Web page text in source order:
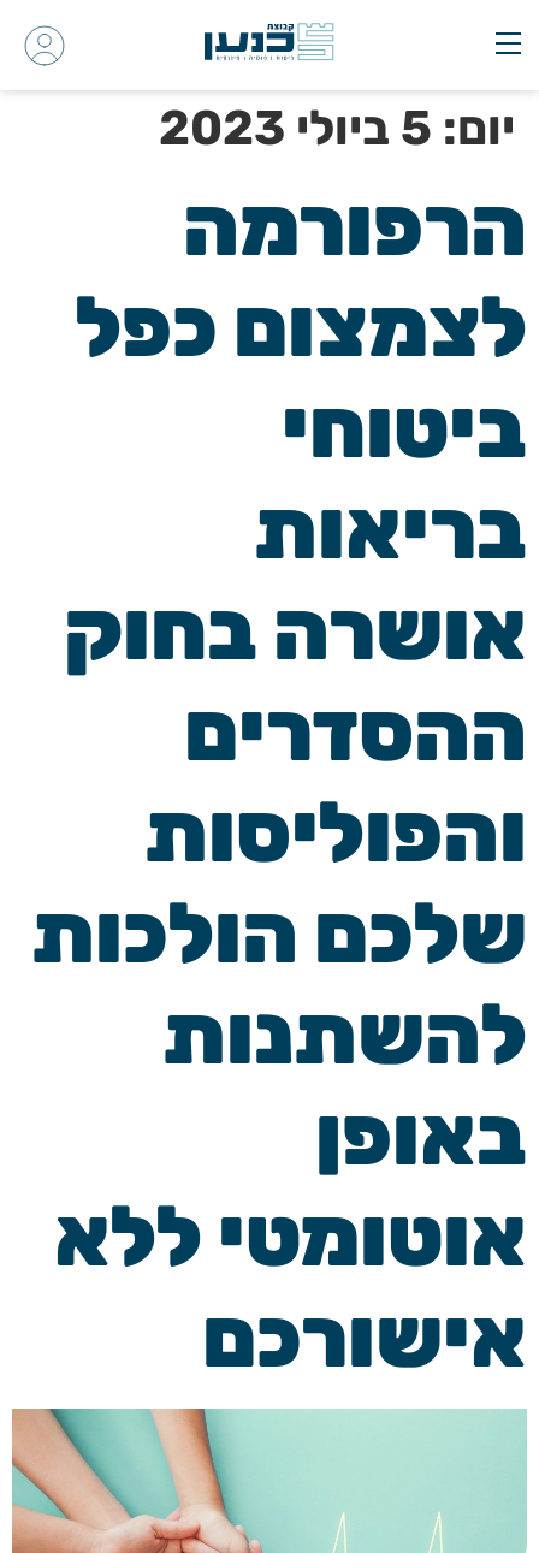
יום: 5 ביולי 2023
הרפורמה
לצמצום כפל
ביטוחי
בריאות
אושרה בחוק
ההסדרים
והפוליסות
שלכם הולכות
להשתנות
באופן
אוטומטי ללא
אישורכם